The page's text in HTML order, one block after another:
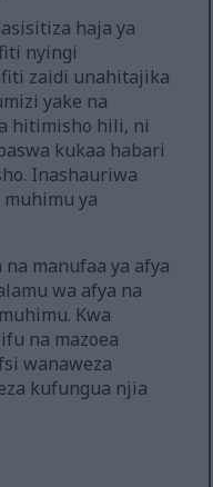
haja ya
nyingi
zaidi unahitajika
yake na
hitimisho hili, ni
kukaa habari
Inashauriwa
ya
manufaa ya afya
wa afya na
Kwa
na mazoea
wanaweza
kufungua njia